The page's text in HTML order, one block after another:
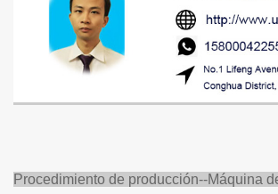
Procedimiento de producción--Máquina